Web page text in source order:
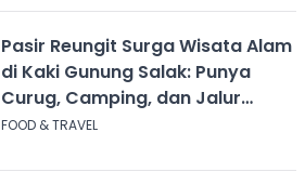
Pasir Reungit Surga Wisata Alam
di Kaki Gunung Salak: Punya
Curug, Camping, dan Jalur
Pendakian
FOOD & TRAVEL